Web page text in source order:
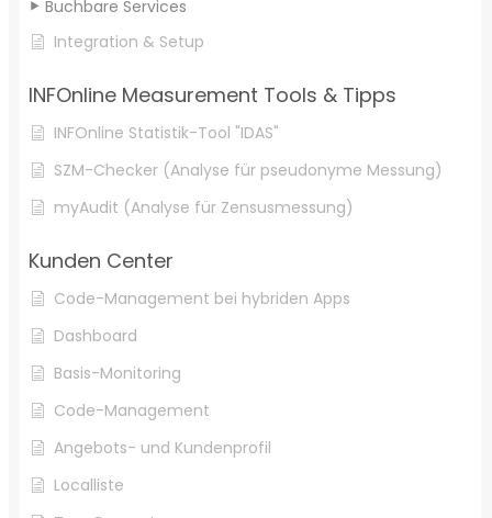
Buchbare Services
Integration & Setup
INFOnline Measurement Tools & Tipps
INFOnline Statistik-Tool "IDAS"
SZM-Checker (Analyse für pseudonyme Messung)
myAudit (Analyse für Zensusmessung)
Kunden Center
Code-Management bei hybriden Apps
Dashboard
Basis-Monitoring
Code-Management
Angebots- und Kundenprofil
Localliste